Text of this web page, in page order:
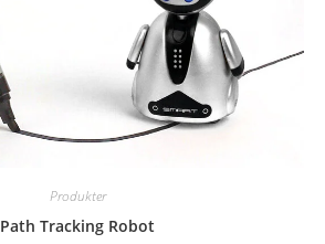
Produkter
Path Tracking Robot